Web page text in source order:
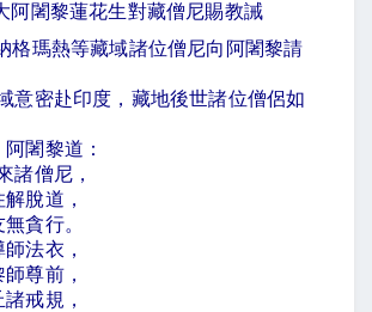
阿闍黎蓮花生對藏僧尼賜教誡
格瑪熱等藏域諸位僧尼向阿闍黎請
意密赴印度，藏地後世諸位僧侶如
闍黎道：
諸僧尼，
脫道，
貪行。
法衣，
尊前，
戒規，